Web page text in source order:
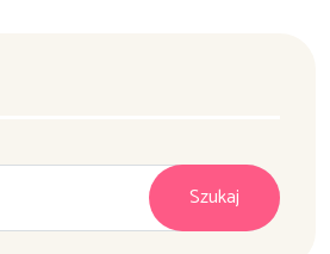
Szukaj